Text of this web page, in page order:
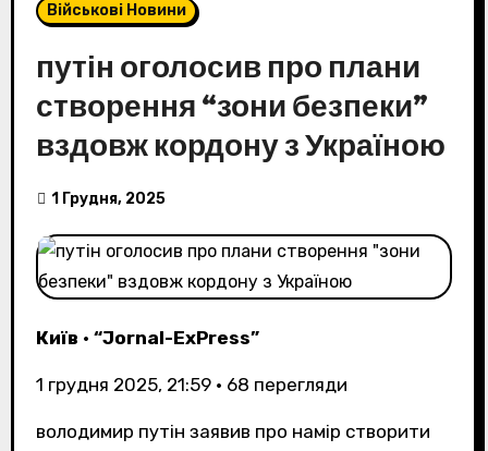
Військові Новини
путін оголосив про плани
створення “зони безпеки”
вздовж кордону з Україною
1 Грудня, 2025
Київ • “Jornal-ExPress”
1 грудня 2025, 21:59• 68 перегляди
володимир путін заявив про намір створити